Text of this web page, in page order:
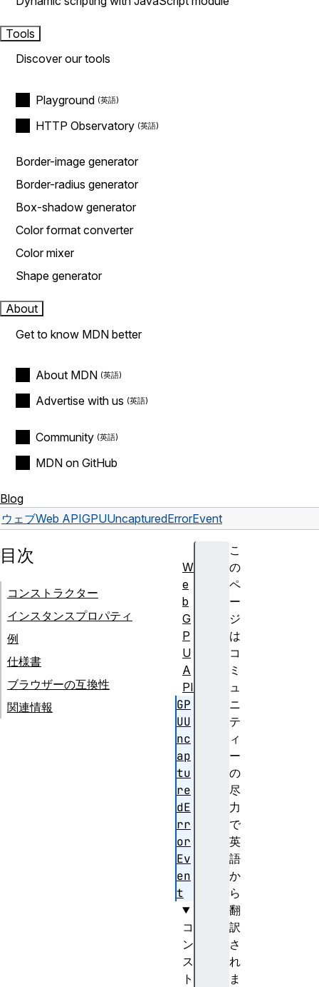
Tools
Discover our tools
Playground
HTTP Observatory
Border-image generator
Border-radius generator
Box-shadow generator
Color format converter
Color mixer
Shape generator
About
Get to know MDN better
About MDN
Advertise with us
Community
MDN on GitHub
Blog
ウェブWeb APIGPUUncapturedErrorEvent
こ
の
ペ
ー
ジ
は
コ
ミ
ュ
ニ
テ
ィ
ー
の
尽
力
で
英
語
か
ら
翻
訳
さ
れ
ま
目次
コンストラクター
インスタンスプロパティ
例
仕様書
ブラウザーの互換性
関連情報
W
e
b
G
P
U
A
PI
GP
UU
nc
ap
tu
re
dE
rr
or
Ev
en
t
コ
ン
ス
ト